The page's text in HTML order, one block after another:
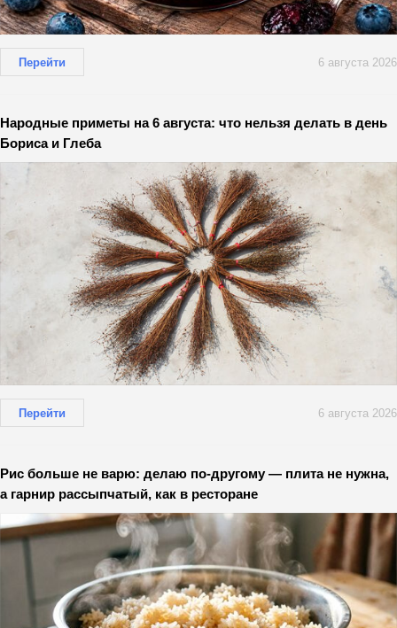
Перейти 6 августа 2026
Народные приметы на 6 августа: что нельзя делать в день
Бориса и Глеба
Перейти 6 августа 2026
Рис больше не варю: делаю по-другому — плита не нужна,
а гарнир рассыпчатый, как в ресторане